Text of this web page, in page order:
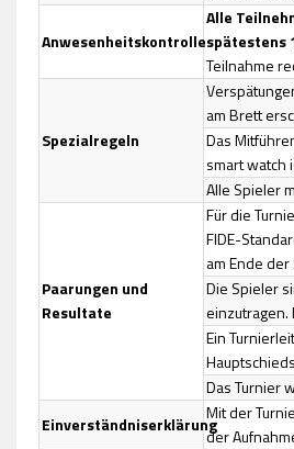
Anwesenheitskontrolle
Alle
spätestens
Teilnahme
Spezialregeln
am Brett
Das
smart watch
Alle Spieler
Paarungen und
Resultate
Für die
FIDE-
am Ende
Die Spieler
Ein
Das Turnier
Einverständniserklärung
Mit der
der